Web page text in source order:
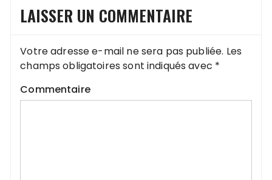
LAISSER UN COMMENTAIRE
Votre adresse e-mail ne sera pas publiée. Les
champs obligatoires sont indiqués avec *
Commentaire